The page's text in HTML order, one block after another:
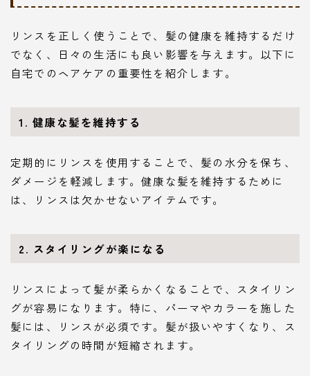
リンスを正しく使うことで、髪の健康を維持するだけ
でなく、日々の生活にも良い影響を与えます。以下に
自宅でのヘアケアの重要性を紹介します。
1. 健康な髪を維持する
定期的にリンスを使用することで、髪の水分を保ち、
ダメージを軽減します。健康な髪を維持するために
は、リンスは欠かせないアイテムです。
2. スタイリングが楽になる
リンスによって髪が柔らかくなることで、スタイリン
グが容易になります。特に、パーマやカラーを施した
髪には、リンスが必須です。髪が扱いやすくなり、ス
タイリングの時間が短縮されます。